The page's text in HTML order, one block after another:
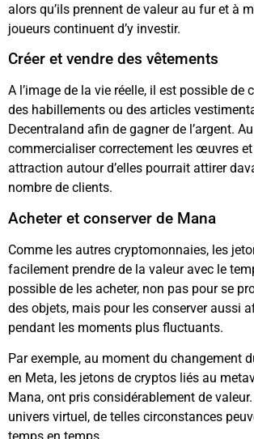
alors qu’ils prennent de valeur au fur et à
joueurs continuent d’y investir.
Créer et vendre des vêtements
A l’image de la vie réelle, il est possible de
des habillements ou des articles
Decentraland afin de gagner de l’argent.
commercialiser correctement les œuvres et
attraction autour d’elles pourrait attirer
nombre de clients.
Acheter et conserver de Mana
Comme les autres cryptomonnaies, les
facilement prendre de la valeur avec le
possible de les acheter, non pas pour se
des objets, mais pour les conserver aussi
pendant les moments plus fluctuants.
Par exemple, au moment du changement
en Meta, les jetons de cryptos liés au
Mana, ont pris considérablement de
univers virtuel, de telles circonstances